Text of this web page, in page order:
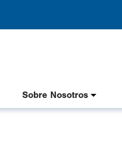
Header
Nav
Sobre Nosotros